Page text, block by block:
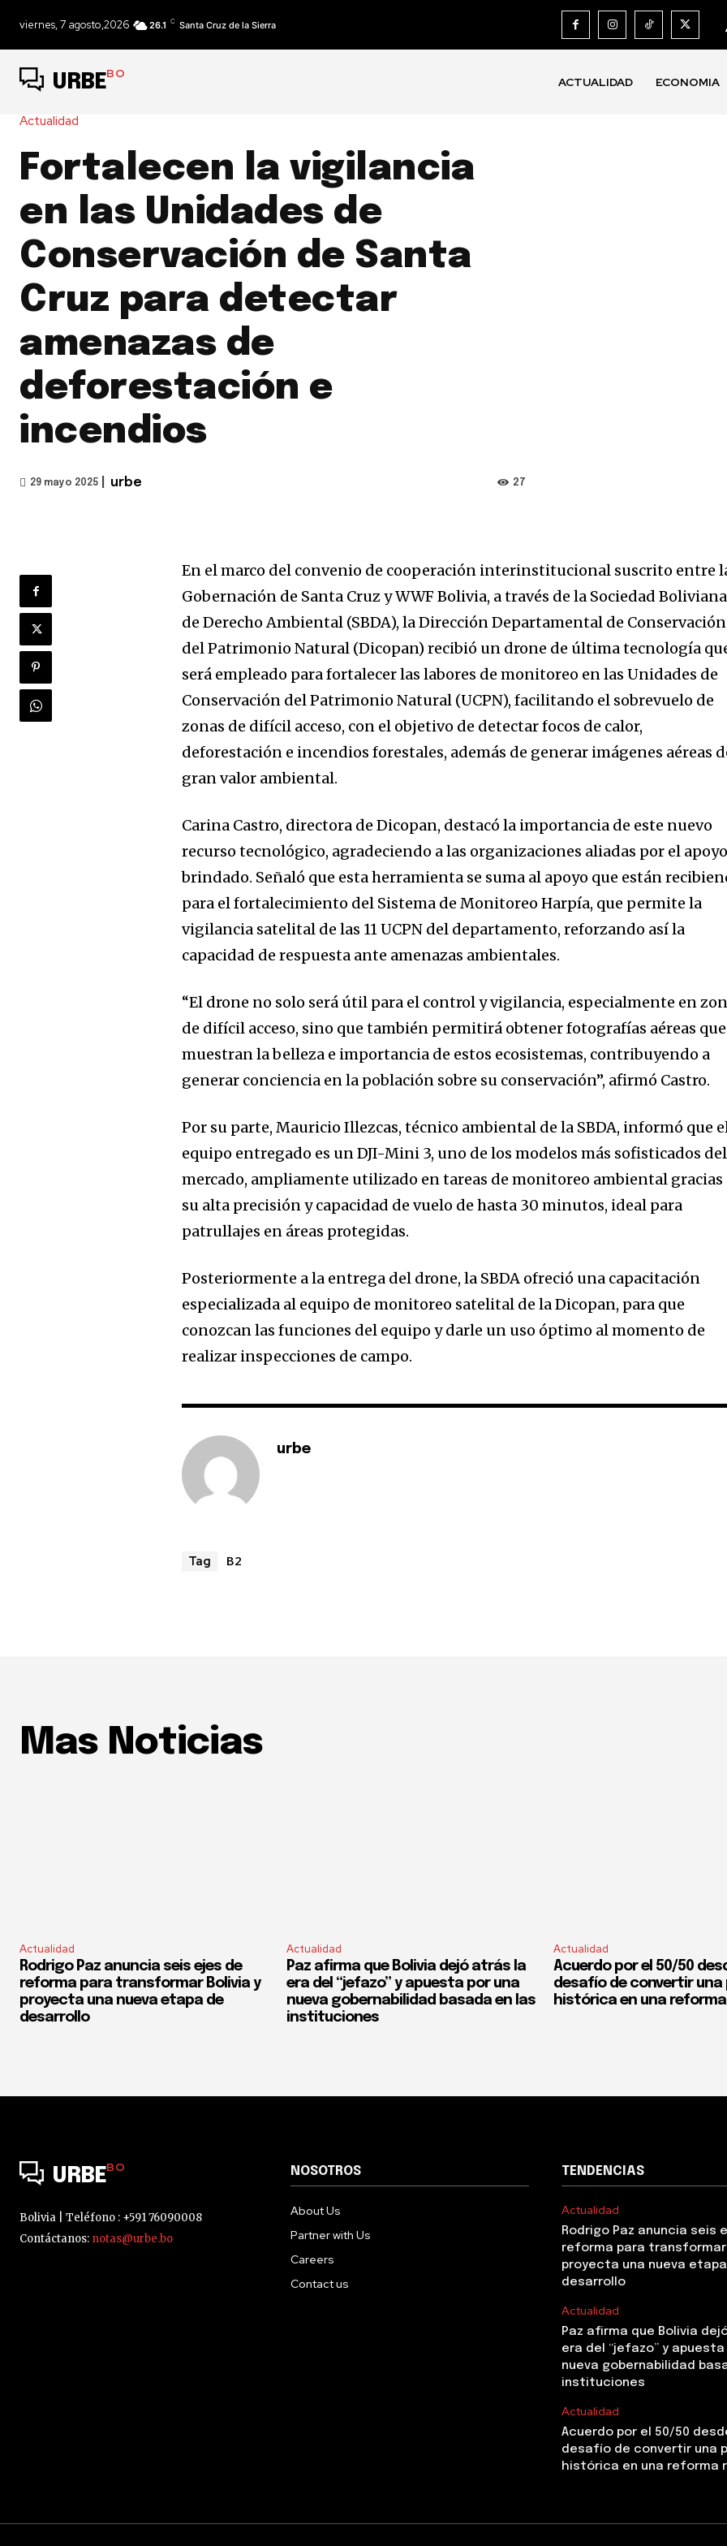
viernes, 7 agosto,2026 26.1 C Santa Cruz de la Sierra
URBEBO
ACTUALIDAD ECONOMIA
Actualidad
Fortalecen la vigilancia
en las Unidades de
Conservación de Santa
Cruz para detectar
amenazas de
deforestación e
incendios
29 mayo 2025 urbe 27
En el marco del convenio de cooperación interinstitucional suscrito entre
Gobernación de Santa Cruz y WWF Bolivia, a través de la Sociedad Boliviana
de Derecho Ambiental (SBDA), la Dirección Departamental de Conservación
del Patrimonio Natural (Dicopan) recibió un drone de última tecnología
será empleado para fortalecer las labores de monitoreo en las Unidades de
Conservación del Patrimonio Natural (UCPN), facilitando el sobrevuelo de
zonas de difícil acceso, con el objetivo de detectar focos de calor,
deforestación e incendios forestales, además de generar imágenes aéreas
gran valor ambiental.
Carina Castro, directora de Dicopan, destacó la importancia de este nuevo
recurso tecnológico, agradeciendo a las organizaciones aliadas por el apoyo
brindado. Señaló que esta herramienta se suma al apoyo que están
para el fortalecimiento del Sistema de Monitoreo Harpía, que permite la
vigilancia satelital de las 11 UCPN del departamento, reforzando así la
capacidad de respuesta ante amenazas ambientales.
“El drone no solo será útil para el control y vigilancia, especialmente en
de difícil acceso, sino que también permitirá obtener fotografías aéreas que
muestran la belleza e importancia de estos ecosistemas, contribuyendo a
generar conciencia en la población sobre su conservación”, afirmó Castro.
Por su parte, Mauricio Illezcas, técnico ambiental de la SBDA, informó que
equipo entregado es un DJI-Mini 3, uno de los modelos más sofisticados del
mercado, ampliamente utilizado en tareas de monitoreo ambiental gracias
su alta precisión y capacidad de vuelo de hasta 30 minutos, ideal para
patrullajes en áreas protegidas.
Posteriormente a la entrega del drone, la SBDA ofreció una capacitación
especializada al equipo de monitoreo satelital de la Dicopan, para que
conozcan las funciones del equipo y darle un uso óptimo al momento de
realizar inspecciones de campo.
urbe
Tag B2
Mas Noticias
Actualidad
Rodrigo Paz anuncia seis ejes de
reforma para transformar Bolivia y
proyecta una nueva etapa de
desarrollo
Actualidad
Paz afirma que Bolivia dejó atrás la
era del “jefazo” y apuesta por una
nueva gobernabilidad basada en las
instituciones
Actualidad
Acuerdo por el 50/50
desafío de convertir una
histórica en una reforma
URBEBO
Bolivia | Teléfono : +591 76090008
Contáctanos: notas@urbe.bo
NOSOTROS
About Us
Partner with Us
Careers
Contact us
TENDENCIAS
Actualidad
Rodrigo Paz anuncia seis
reforma para transformar
proyecta una nueva
desarrollo
Actualidad
Paz afirma que Bolivia
era del “jefazo” y apuesta
nueva gobernabilidad
instituciones
Actualidad
Acuerdo por el 50/50
desafío de convertir una
histórica en una reforma